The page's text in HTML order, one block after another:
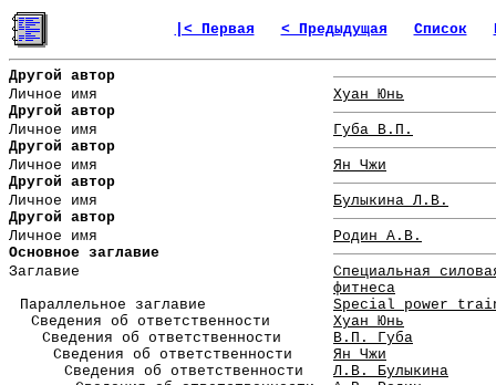
|< Первая < Предыдущая Список
Другой автор
Личное имя
Хуан Юнь
Другой автор
Личное имя
Губа В.П.
Другой автор
Личное имя
Ян Чжи
Другой автор
Личное имя
Булыкина Л.В.
Другой автор
Личное имя
Родин А.В.
Основное заглавие
Заглавие
Специальная
фитнеса
Параллельное заглавие
Special power
Сведения об ответственности
Хуан Юнь
Сведения об ответственности
В.П. Губа
Сведения об ответственности
Ян Чжи
Сведения об ответственности
Л.В. Булыкина